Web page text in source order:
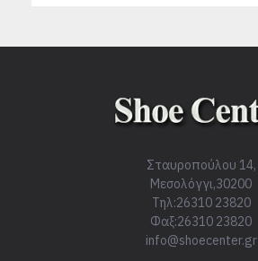
Σταυροπούλου 14,
Μεσολόγγι,30200
Τηλ:26310 23820
Φαξ:26310 23820
info@shoecenter.gr